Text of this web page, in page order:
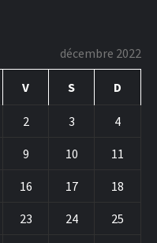
décembre 2022
V S D
2 3 4
9 10 11
16 17 18
23 24 25